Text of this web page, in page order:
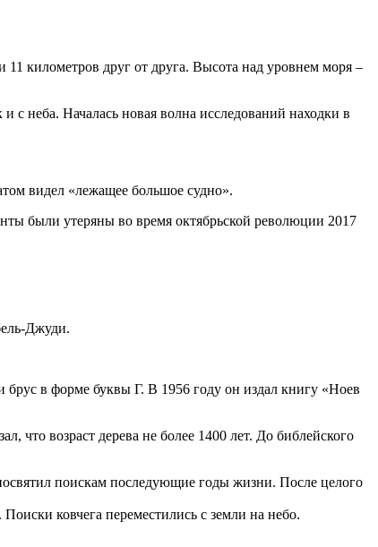
километров друг от друга. Высота над уровнем моря –
с неба. Началась новая волна исследований находки в
видел «лежащее большое судно».
были утеряны во время октябрьской революции 2017
Джуди.
брус в форме буквы Г. В 1956 году он издал книгу «Ноев
что возраст дерева не более 1400 лет. До библейского
поискам последующие годы жизни. После целого
ковчега переместились с земли на небо.